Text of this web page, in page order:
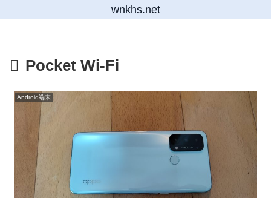
wnkhs.net
Pocket Wi-Fi
Android端末